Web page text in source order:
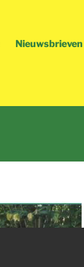
Nieuwsbrieven